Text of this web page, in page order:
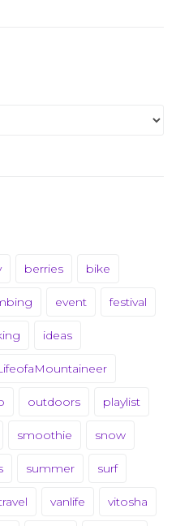
berries bike
event festival
ideas
outdoors playlist
smoothie snow
summer surf
vanlife vitosha